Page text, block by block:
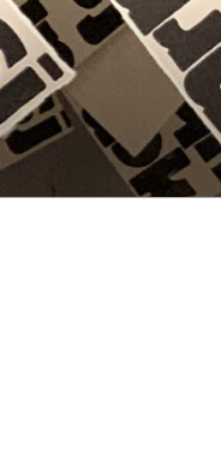
Zum
Inhalt
springen